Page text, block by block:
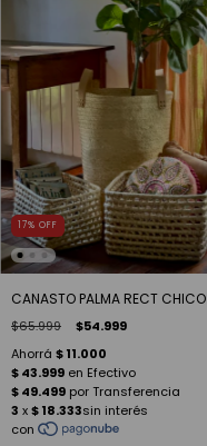
17% OFF
CANASTO PALMA RECT CHICO
$65.999 $54.999